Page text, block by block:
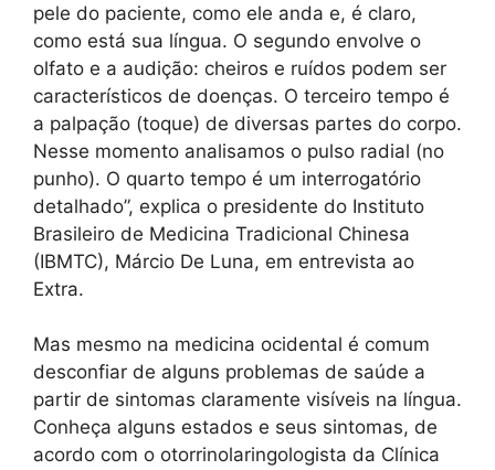
pele do paciente, como ele anda e, é claro,
como está sua língua. O segundo envolve o
olfato e a audição: cheiros e ruídos podem ser
característicos de doenças. O terceiro tempo é
a palpação (toque) de diversas partes do corpo.
Nesse momento analisamos o pulso radial (no
punho). O quarto tempo é um interrogatório
detalhado”, explica o presidente do Instituto
Brasileiro de Medicina Tradicional Chinesa
(IBMTC), Márcio De Luna, em entrevista ao
Extra.
Mas mesmo na medicina ocidental é comum
desconfiar de alguns problemas de saúde a
partir de sintomas claramente visíveis na língua.
Conheça alguns estados e seus sintomas, de
acordo com o otorrinolaringologista da Clínica